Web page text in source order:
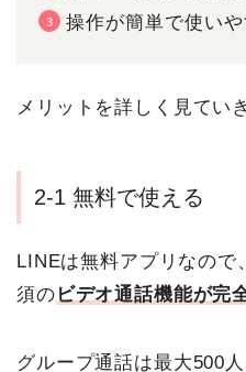
操作が簡単で使い
メリットを詳しく見てい
2-1 無料で使える
LINEは無料アプリなので
須の ビデオ通話機能が完
グループ通話は最大500